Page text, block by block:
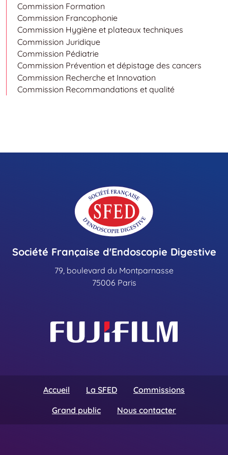
Commission Formation
Commission Francophonie
Commission Hygiène et plateaux techniques
Commission Juridique
Commission Pédiatrie
Commission Prévention et dépistage des cancers
Commission Recherche et Innovation
Commission Recommandations et qualité
Société Française d'Endoscopie Digestive
79, boulevard du Montparnasse
75006 Paris
Accueil La SFED
Commissions
Grand public
Nous contacter